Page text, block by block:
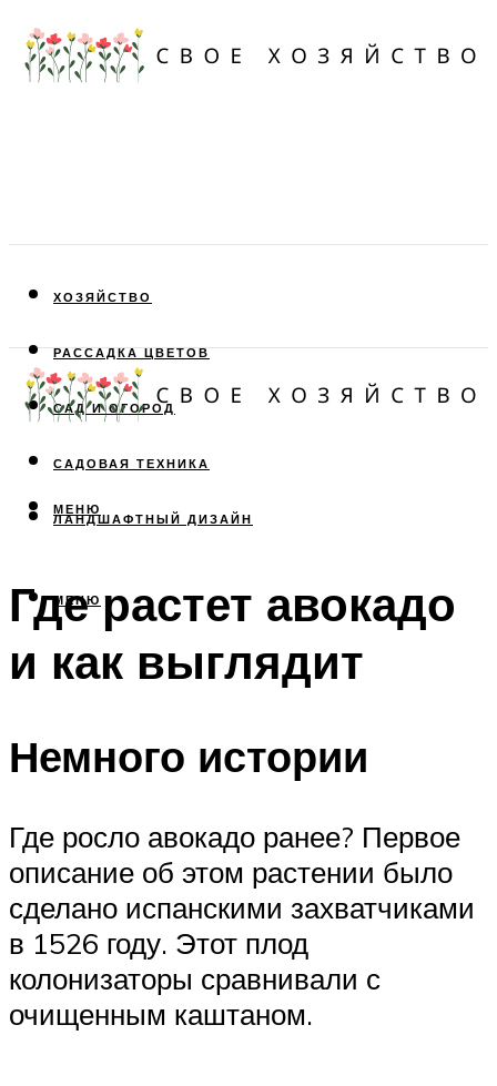
ХОЗЯЙСТВО
РАССАДКА ЦВЕТОВ
САД И ОГОРОД
САДОВАЯ ТЕХНИКА
ЛАНДШАФТНЫЙ ДИЗАЙН
МЕНЮ
МЕНЮ
Где растет авокадо
и как выглядит
Немного истории
Где росло авокадо ранее? Первое
описание об этом растении было
сделано испанскими захватчиками
в 1526 году. Этот плод
колонизаторы сравнивали с
очищенным каштаном.